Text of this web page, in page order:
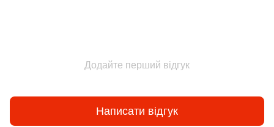
Додайте перший відгук
Написати відгук